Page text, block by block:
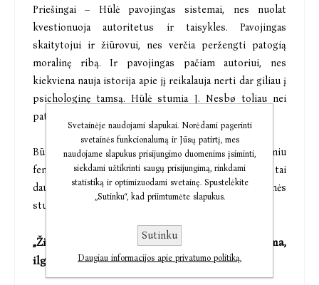
Priešingai – Hūlė pavojingas sistemai, nes nuolat
kvestionuoja autoritetus ir taisykles. Pavojingas
skaitytojui ir žiūrovui, nes verčia peržengti patogią
moralinę ribą. Ir pavojingas pačiam autoriui, nes
kiekviena nauja istorija apie jį reikalauja nerti dar giliau į
psichologinę tamsą. Hūlė stumia J. Nesbø toliau nei
patogu – literatūriškai ir asmeniškai.
Būtent todėl Hario Hūlės serija tapo pasauliniu
fenomenu: nuo „Šikšnosparnio“ iki naujausių dalių – tai
daugiau nei kriminaliniai romanai. Veikiau egzistencinės
studijos apie kaltę, teisingumą ir ribas.
„Žiurkių sala ir kitos istorijos“ – trumpa forma,
ilgas šešėlis
Svetainėje naudojami slapukai. Norėdami pagerinti
svetainės funkcionalumą ir Jūsų patirtį, mes
naudojame slapukus prisijungimo duomenims įsiminti,
siekdami užtikrinti saugų prisijungimą, rinkdami
statistiką ir optimizuodami svetainę. Spustelėkite
„Sutinku“, kad priimtumėte slapukus.
Sutinku
Daugiau informacijos apie privatumo politiką.